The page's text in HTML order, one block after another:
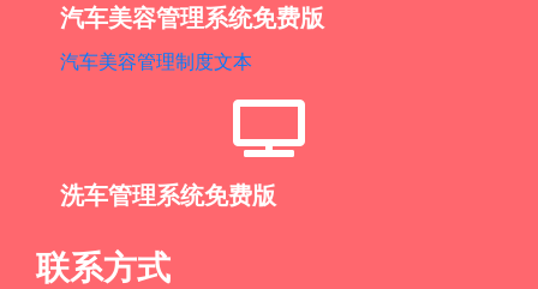
汽车美容管理系统免费版
汽车美容管理制度文本
洗车管理系统免费版
联系方式